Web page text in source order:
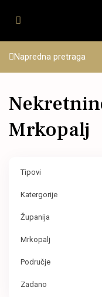
Napredna pretraga
Mrkopalj
Tipovi
Katergorije
Županija
Mrkopalj
Područje
Zadano